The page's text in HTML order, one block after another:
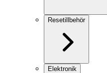
Resetillbehör
Elektronik